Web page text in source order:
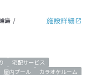
施設詳細
島
宅配サービス
屋内プール
カラオケルーム